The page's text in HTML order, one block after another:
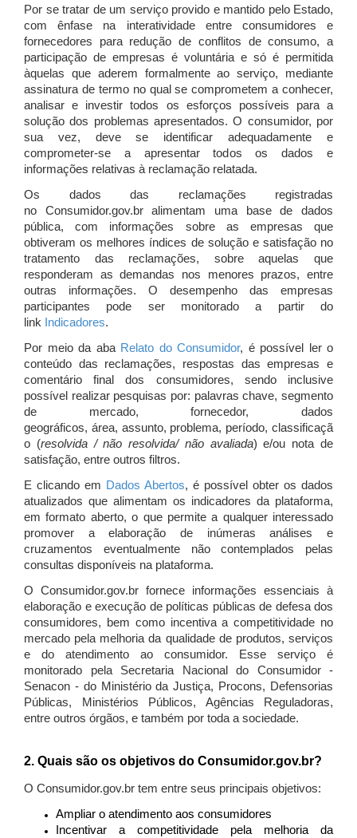
Por se tratar de um serviço provido e mantido pelo Estado,
com ênfase na interatividade entre consumidores e
fornecedores para redução de conflitos de consumo, a
participação de empresas é voluntária e só é permitida
àquelas que aderem formalmente ao serviço, mediante
assinatura de termo no qual se comprometem a conhecer,
analisar e investir todos os esforços possíveis para a
solução dos problemas apresentados. O consumidor, por
sua vez, deve se identificar adequadamente e
comprometer-se a apresentar todos os dados e
informações relativas à reclamação relatada.
Os dados das reclamações registradas
no Consumidor.gov.br alimentam uma base de dados
pública, com informações sobre as empresas que
obtiveram os melhores índices de solução e satisfação no
tratamento das reclamações, sobre aquelas que
responderam as demandas nos menores prazos, entre
outras informações. O desempenho das empresas
participantes pode ser monitorado a partir do
link Indicadores.
Por meio da aba Relato do Consumidor, é possível ler o
conteúdo das reclamações, respostas das empresas e
comentário final dos consumidores, sendo inclusive
possível realizar pesquisas por: palavras chave, segmento
de mercado, fornecedor, dados
geográficos, área, assunto, problema, período, classificaçã
o (resolvida / não resolvida/ não avaliada) e/ou nota de
satisfação, entre outros filtros.
E clicando em Dados Abertos, é possível obter os dados
atualizados que alimentam os indicadores da plataforma,
em formato aberto, o que permite a qualquer interessado
promover a elaboração de inúmeras análises e
cruzamentos eventualmente não contemplados pelas
consultas disponíveis na plataforma.
O Consumidor.gov.br fornece informações essenciais à
elaboração e execução de políticas públicas de defesa dos
consumidores, bem como incentiva a competitividade no
mercado pela melhoria da qualidade de produtos, serviços
e do atendimento ao consumidor. Esse serviço é
monitorado pela Secretaria Nacional do Consumidor -
Senacon - do Ministério da Justiça, Procons, Defensorias
Públicas, Ministérios Públicos, Agências Reguladoras,
entre outros órgãos, e também por toda a sociedade.
2. Quais são os objetivos do Consumidor.gov.br?
O Consumidor.gov.br tem entre seus principais objetivos:
Ampliar o atendimento aos consumidores
Incentivar a competitividade pela melhoria da